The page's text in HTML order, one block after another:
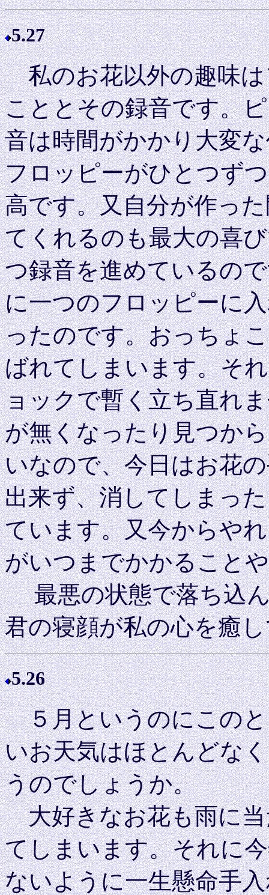
5.27
私のお花以外の趣味は
こととその録音です。
音は時間がかかり大変
フロッピーがひとつず
高です。又自分が作っ
てくれるのも最大の喜
つ録音を進めているの
に一つのフロッピーに
ったのです。おっちょ
ばれてしまいます。そ
ョックで暫く立ち直れ
が無くなったり見つか
いなので、今日はお花
出来ず、消してしまっ
ています。又今からや
がいつまでかかること
最悪の状態で落ち込ん
君の寝顔が私の心を癒
5.26
５月というのにこのと
いお天気はほとんどな
うのでしょうか。
大好きなお花も雨に当
てしまいます。それに
ないように一生懸命手